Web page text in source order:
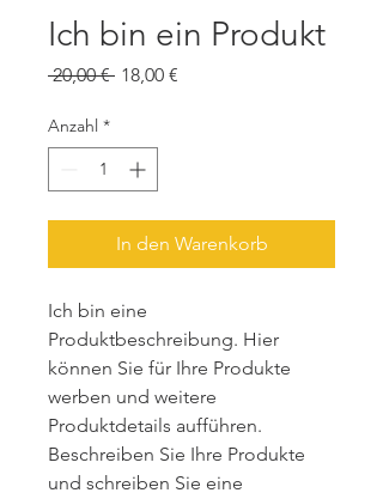
Ich bin ein Produkt
20,00 € Standardpreis
18,00 €
Anzahl *
In den Warenkorb
Ich bin eine
Produktbeschreibung. Hier
können Sie für Ihre Produkte
werben und weitere
Produktdetails aufführen.
Beschreiben Sie Ihre Produkte
und schreiben Sie eine